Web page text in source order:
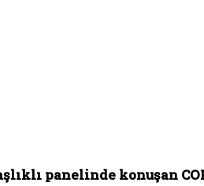
panelinde konuşan